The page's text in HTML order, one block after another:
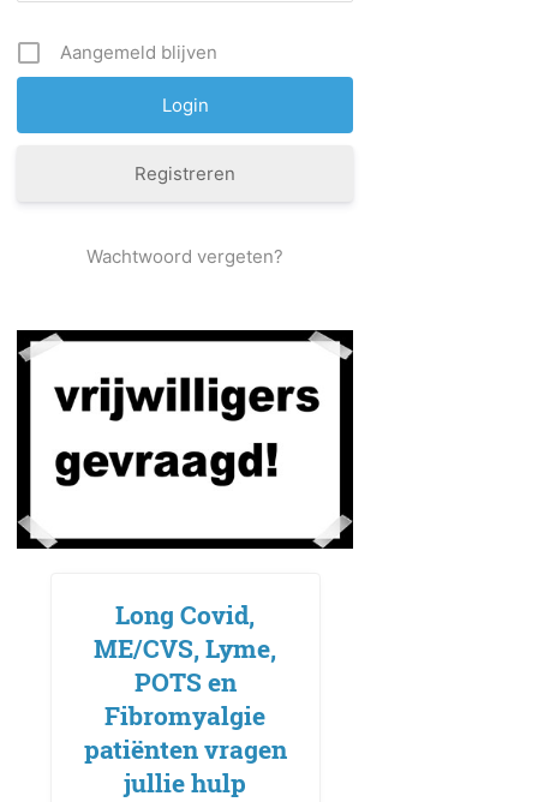
Aangemeld blijven
Registreren
Wachtwoord vergeten?
Long Covid,
ME/CVS, Lyme,
POTS en
Fibromyalgie
patiënten vragen
jullie hulp